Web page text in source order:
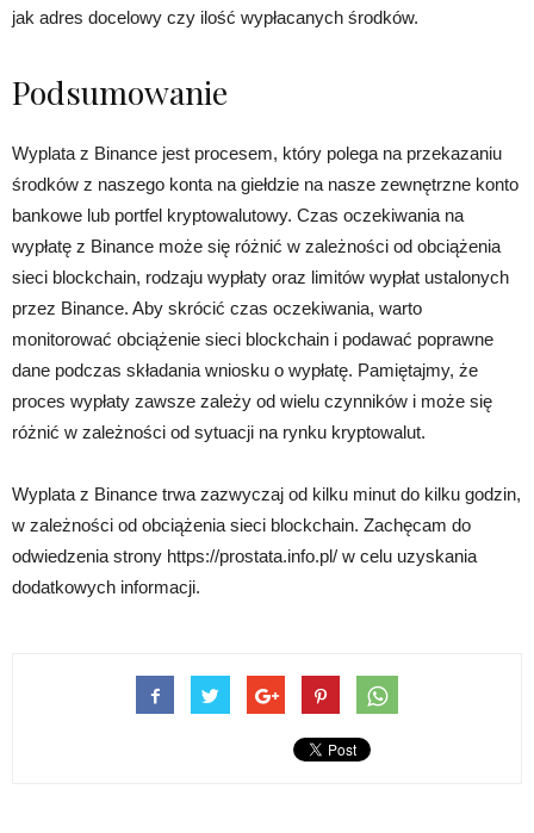
jak adres docelowy czy ilość wypłacanych środków.
Podsumowanie
Wyplata z Binance jest procesem, który polega na przekazaniu
środków z naszego konta na giełdzie na nasze zewnętrzne konto
bankowe lub portfel kryptowalutowy. Czas oczekiwania na
wypłatę z Binance może się różnić w zależności od obciążenia
sieci blockchain, rodzaju wypłaty oraz limitów wypłat ustalonych
przez Binance. Aby skrócić czas oczekiwania, warto
monitorować obciążenie sieci blockchain i podawać poprawne
dane podczas składania wniosku o wypłatę. Pamiętajmy, że
proces wypłaty zawsze zależy od wielu czynników i może się
różnić w zależności od sytuacji na rynku kryptowalut.
Wyplata z Binance trwa zazwyczaj od kilku minut do kilku godzin,
w zależności od obciążenia sieci blockchain. Zachęcam do
odwiedzenia strony https://prostata.info.pl/ w celu uzyskania
dodatkowych informacji.